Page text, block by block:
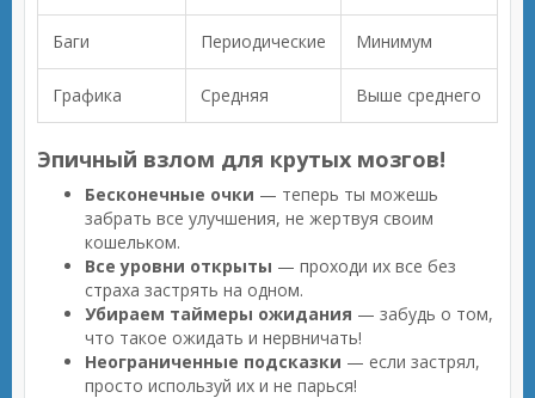
Баги Периодические Минимум
Графика Средняя Выше среднего
Эпичный взлом для крутых мозгов!
Бесконечные очки — теперь ты можешь
забрать все улучшения, не жертвуя своим
кошельком.
Все уровни открыты — проходи их все без
страха застрять на одном.
Убираем таймеры ожидания — забудь о том,
что такое ожидать и нервничать!
Неограниченные подсказки — если застрял,
просто используй их и не парься!